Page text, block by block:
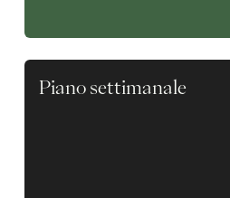
Piano settimanale